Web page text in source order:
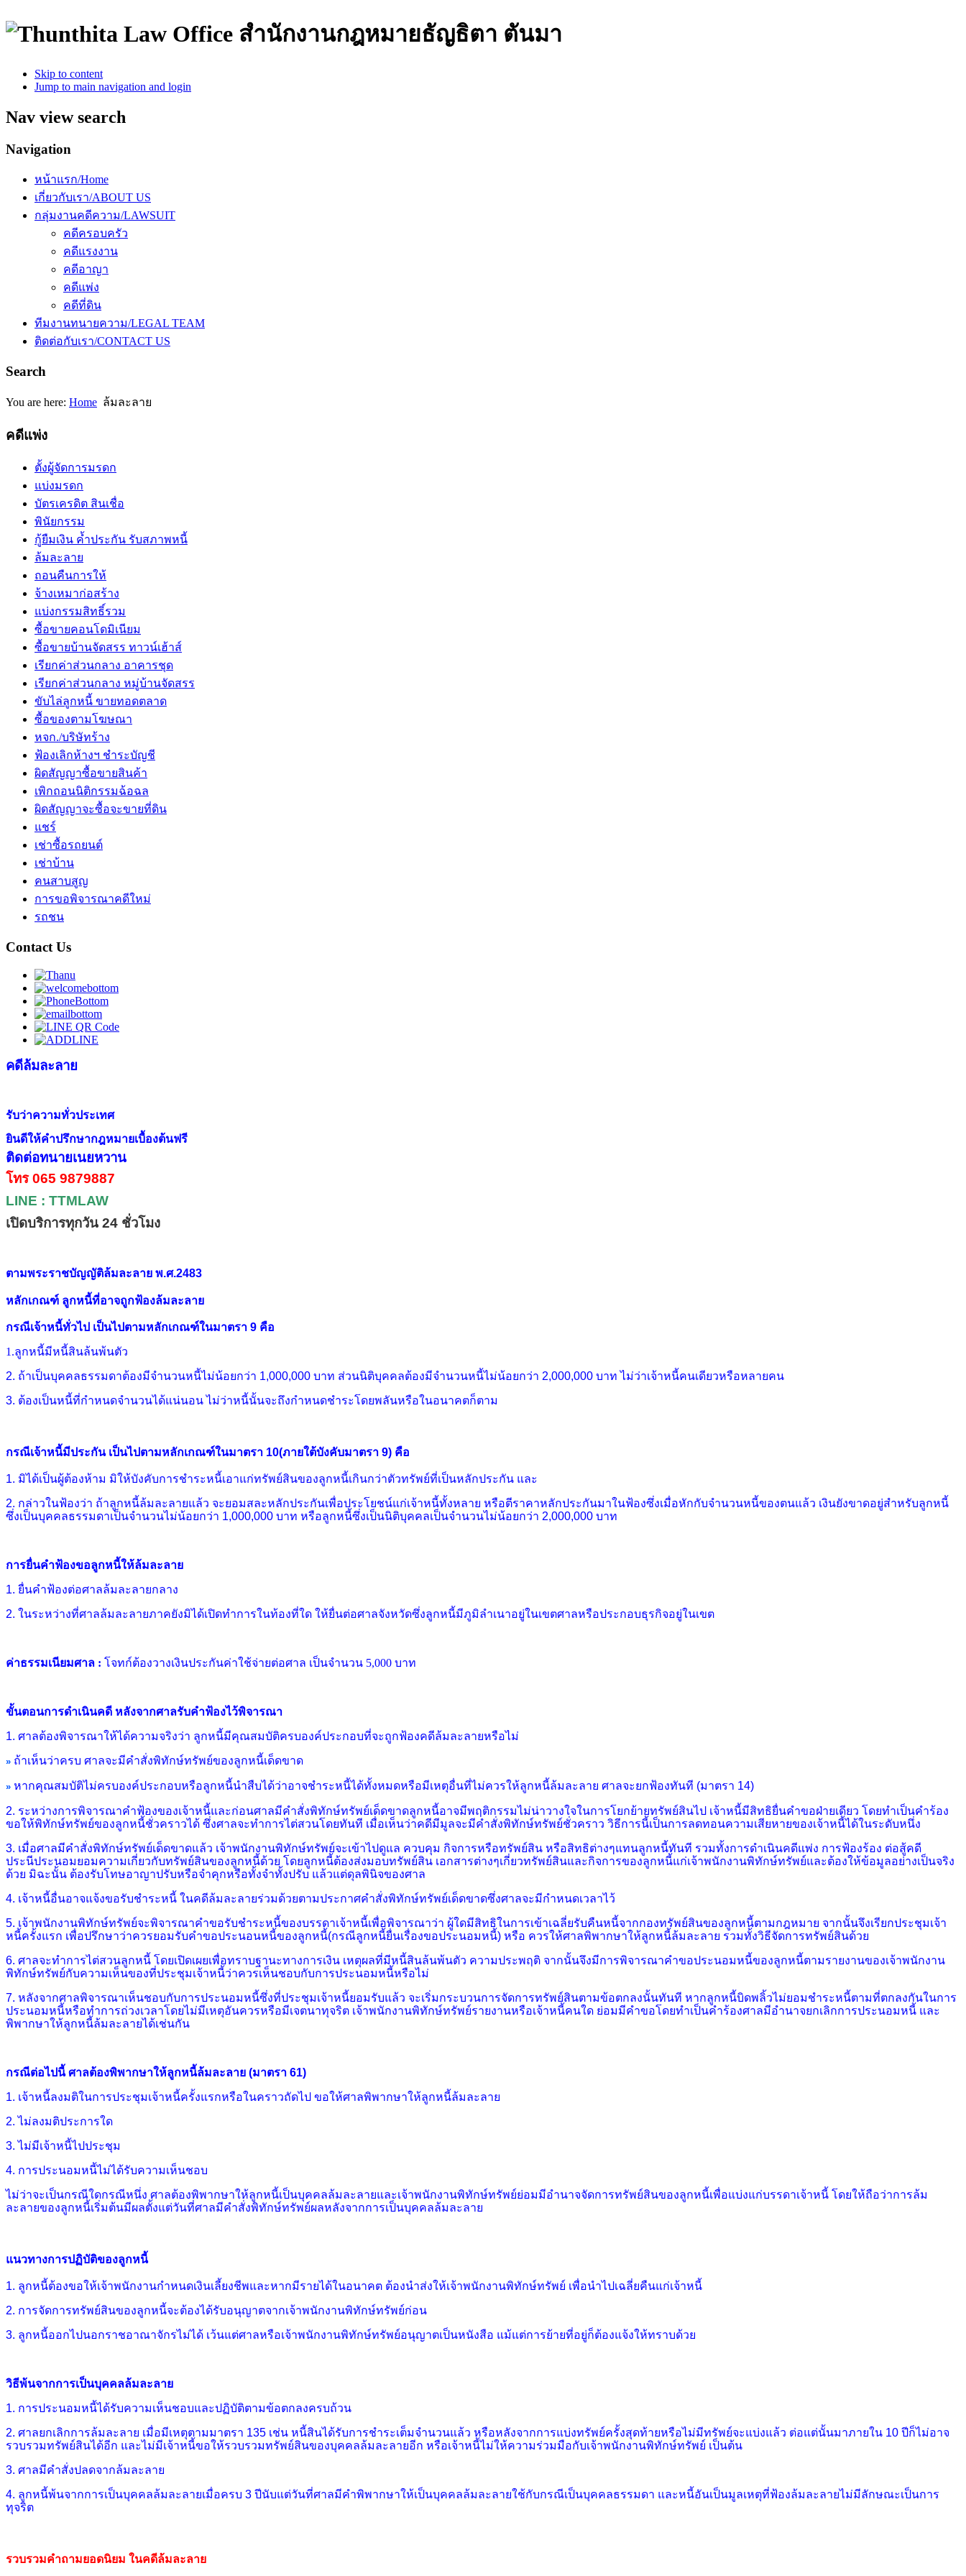
สำนักงานกฎหมายธัญธิตา ตันมา
Skip to content
Jump to main navigation and login
Nav view search
Navigation
หน้าแรก/Home
เกี่ยวกับเรา/ABOUT US
กลุ่มงานคดีความ/LAWSUIT
คดีครอบครัว
คดีแรงงาน
คดีอาญา
คดีแพ่ง
คดีที่ดิน
ทีมงานทนายความ/LEGAL TEAM
ติดต่อกับเรา/CONTACT US
Search
You are here: Home ล้มละลาย
คดีแพ่ง
ตั้งผู้จัดการมรดก
แบ่งมรดก
บัตรเครดิต สินเชื่อ
พินัยกรรม
กู้ยืมเงิน ค้ำประกัน รับสภาพหนี้
ล้มละลาย
ถอนคืนการให้
จ้างเหมาก่อสร้าง
แบ่งกรรมสิทธิ์รวม
ซื้อขายคอนโดมิเนียม
ซื้อขายบ้านจัดสรร ทาวน์เฮ้าส์
เรียกค่าส่วนกลาง อาคารชุด
เรียกค่าส่วนกลาง หมู่บ้านจัดสรร
ขับไล่ลูกหนี้ ขายทอดตลาด
ซื้อของตามโฆษณา
หจก./บริษัทร้าง
ฟ้องเลิกห้างฯ ชำระบัญชี
ผิดสัญญาซื้อขายสินค้า
เพิกถอนนิติกรรมฉ้อฉล
ผิดสัญญาจะซื้อจะขายที่ดิน
แชร์
เช่าซื้อรถยนต์
เช่าบ้าน
คนสาบสูญ
การขอพิจารณาคดีใหม่
รถชน
Contact Us
คดีล้มละลาย
รับว่าความทั่วประเทศ
ยินดีให้คำปรึกษากฎหมายเบื้องต้นฟรี
ติดต่อทนายเนยหวาน
โทร065 9879887
LINE : TTMLAW
เปิดบริการทุกวัน 24 ชั่วโมง
ตามพระราชบัญญัติล้มละลาย พ.ศ.2483
หลักเกณฑ์ ลูกหนี้ที่อาจถูกฟ้องล้มละลาย
กรณีเจ้าหนี้ทั่วไป เป็นไปตามหลักเกณฑ์ในมาตรา 9 คือ
1.ลูกหนี้มีหนี้สินล้นพ้นตัว
2. ถ้าเป็นบุคคลธรรมดาต้องมีจำนวนหนี้ไม่น้อยกว่า 1,000,000 บาท ส่วนนิติบุคคลต้องมีจำนวนหนี้ไม่น้อยกว่า 2,000,000 บาท ไม่ว่าเจ้าหนี้คนเดียวหรือหลายคน
3. ต้องเป็นหนี้ที่กำหนดจำนวนได้แน่นอน ไม่ว่าหนี้นั้นจะถึงกำหนดชำระโดยพลันหรือในอนาคตก็ตาม
กรณีเจ้าหนี้มีประกัน เป็นไปตามหลักเกณฑ์ในมาตรา 10(ภายใต้บังคับมาตรา 9) คือ
1. มิได้เป็นผู้ต้องห้าม มิให้บังคับการชำระหนี้เอาแก่ทรัพย์สินของลูกหนี้เกินกว่าตัวทรัพย์ที่เป็นหลักประกัน และ
2. กล่าวในฟ้องว่า ถ้าลูกหนี้ล้มละลายแล้ว จะยอมสละหลักประกันเพื่อประโยชน์แก่เจ้าหนี้ทั้งหลาย หรือตีราคาหลักประกันมาในฟ้องซึ่งเมื่อหักกับจำนวนหนี้ของตนแล้ว เงินยังขาดอยู่สำหรับลูกหนี้
ซึ่งเป็นบุคคลธรรมดาเป็นจำนวนไม่น้อยกว่า 1,000,000 บาท หรือลูกหนี้ซึ่งเป็นนิติบุคคลเป็นจำนวนไม่น้อยกว่า 2,000,000 บาท
การยื่นคำฟ้องขอลูกหนี้ให้ล้มละลาย
1. ยื่นคำฟ้องต่อศาลล้มละลายกลาง
2. ในระหว่างที่ศาลล้มละลายภาคยังมิได้เปิดทำการในท้องที่ใด ให้ยื่นต่อศาลจังหวัดซึ่งลูกหนี้มีภูมิลำเนาอยู่ในเขตศาลหรือประกอบธุรกิจอยู่ในเขต
ค่าธรรมเนียมศาล : โจทก์ต้องวางเงินประกันค่าใช้จ่ายต่อศาล เป็นจำนวน 5,000 บาท
ขั้นตอนการดำเนินคดี หลังจากศาลรับคำฟ้องไว้พิจารณา
1. ศาลต้องพิจารณาให้ได้ความจริงว่า ลูกหนี้มีคุณสมบัติครบองค์ประกอบที่จะถูกฟ้องคดีล้มละลายหรือไม่
» ถ้าเห็นว่าครบ ศาลจะมีคำสั่งพิทักษ์ทรัพย์ของลูกหนี้เด็ดขาด
» หากคุณสมบัติไม่ครบองค์ประกอบหรือลูกหนี้นำสืบได้ว่าอาจชำระหนี้ได้ทั้งหมดหรือมีเหตุอื่นที่ไม่ควรให้ลูกหนี้ล้มละลาย ศาลจะยกฟ้องทันที (มาตรา 14)
2. ระหว่างการพิจารณาคำฟ้องของเจ้าหนี้และก่อนศาลมีคำสั่งพิทักษ์ทรัพย์เด็ดขาดลูกหนี้อาจมีพฤติกรรมไม่น่าวางใจในการโยกย้ายทรัพย์สินไป เจ้าหนี้มีสิทธิยื่นคำขอฝ่ายเดียว โดยทำเป็นคำร้อง
ขอให้พิทักษ์ทรัพย์ของลูกหนี้ชั่วคราวได้ ซึ่งศาลจะทำการไต่สวนโดยทันที เมื่อเห็นว่าคดีมีมูลจะมีคำสั่งพิทักษ์ทรัพย์ชั่วคราว วิธีการนี้เป็นการลดทอนความเสียหายของเจ้าหนี้ได้ในระดับหนึ่ง
3. เมื่อศาลมีคำสั่งพิทักษ์ทรัพย์เด็ดขาดแล้ว เจ้าพนักงานพิทักษ์ทรัพย์จะเข้าไปดูแล ควบคุม กิจการหรือทรัพย์สิน หรือสิทธิต่างๆแทนลูกหนี้ทันที รวมทั้งการดำเนินคดีแพ่ง การฟ้องร้อง ต่อสู้คดี
ประนีประนอมยอมความเกี่ยวกับทรัพย์สินของลูกหนี้ด้วย โดยลูกหนี้ต้องส่งมอบทรัพย์สิน เอกสารต่างๆเกี่ยวทรัพย์สินและกิจการของลูกหนี้แก่เจ้าพนักงานพิทักษ์ทรัพย์และต้องให้ข้อมูลอย่างเป็นจริง
ด้วย มิฉะนั้น ต้องรับโทษอาญาปรับหรือจำคุกหรือทั้งจำทั้งปรับ แล้วแต่ดุลพินิจของศาล
4. เจ้าหนี้อื่นอาจแจ้งขอรับชำระหนี้ ในคดีล้มละลายร่วมด้วยตามประกาศคำสั่งพิทักษ์ทรัพย์เด็ดขาดซึ่งศาลจะมีกำหนดเวลาไว้
5. เจ้าพนักงานพิทักษ์ทรัพย์จะพิจารณาคำขอรับชำระหนี้ของบรรดาเจ้าหนี้เพื่อพิจารณาว่า ผู้ใดมีสิทธิในการเข้าเฉลี่ยรับคืนหนี้จากกองทรัพย์สินของลูกหนี้ตามกฎหมาย จากนั้นจึงเรียกประชุมเจ้า
หนี้ครั้งแรก เพื่อปรึกษาว่าควรยอมรับคำขอประนอนหนี้ของลูกหนี้(กรณีลูกหนี้ยื่นเรื่องขอประนอมหนี้) หรือ ควรให้ศาลพิพากษาให้ลูกหนี้ล้มละลาย รวมทั้งวิธีจัดการทรัพย์สินด้วย
6. ศาลจะทำการไต่สวนลูกหนี้ โดยเปิดเผยเพื่อทราบฐานะทางการเงิน เหตุผลที่มีหนี้สินล้นพ้นตัว ความประพฤติ จากนั้นจึงมีการพิจารณาคำขอประนอมหนี้ของลูกหนี้ตามรายงานของเจ้าพนักงาน
พิทักษ์ทรัพย์กับความเห็นของที่ประชุมเจ้าหนี้ว่าควรเห็นชอบกับการประนอมหนี้หรือไม่
7. หลังจากศาลพิจารณาเห็นชอบกับการประนอมหนี้ซึ่งที่ประชุมเจ้าหนี้ยอมรับแล้ว จะเริ่มกระบวนการจัดการทรัพย์สินตามข้อตกลงนั้นทันที หากลูกหนี้บิดพลิ้วไม่ยอมชำระหนี้ตามที่ตกลงกันในการ
ประนอมหนี้หรือทำการถ่วงเวลาโดยไม่มีเหตุอันควรหรือมีเจตนาทุจริต เจ้าพนักงานพิทักษ์ทรัพย์รายงานหรือเจ้าหนี้คนใด ย่อมมีคำขอโดยทำเป็นคำร้องศาลมีอำนาจยกเลิกการประนอมหนี้ และ
พิพากษาให้ลูกหนี้ล้มละลายได้เช่นกัน
กรณีต่อไปนี้ ศาลต้องพิพากษาให้ลูกหนี้ล้มละลาย (มาตรา 61)
1. เจ้าหนี้ลงมติในการประชุมเจ้าหนี้ครั้งแรกหรือในคราวถัดไป ขอให้ศาลพิพากษาให้ลูกหนี้ล้มละลาย
2. ไม่ลงมติประการใด
3. ไม่มีเจ้าหนี้ไปประชุม
4. การประนอมหนี้ไม่ได้รับความเห็นชอบ
ไม่ว่าจะเป็นกรณีใดกรณีหนึ่ง ศาลต้องพิพากษาให้ลูกหนี้เป็นบุคคลล้มละลายและเจ้าพนักงานพิทักษ์ทรัพย์ย่อมมีอำนาจจัดการทรัพย์สินของลูกหนี้เพื่อแบ่งแก่บรรดาเจ้าหนี้ โดยให้ถือว่าการล้ม
ละลายของลูกหนี้เริ่มต้นมีผลตั้งแต่วันที่ศาลมีคำสั่งพิทักษ์ทรัพย์ผลหลังจากการเป็นบุคคลล้มละลาย
แนวทางการปฏิบัติของลูกหนี้
1. ลูกหนี้ต้องขอให้เจ้าพนักงานกำหนดเงินเลี้ยงชีพและหากมีรายได้ในอนาคต ต้องนำส่งให้เจ้าพนักงานพิทักษ์ทรัพย์ เพื่อนำไปเฉลี่ยคืนแก่เจ้าหนี้
2. การจัดการทรัพย์สินของลูกหนี้จะต้องได้รับอนุญาตจากเจ้าพนักงานพิทักษ์ทรัพย์ก่อน
3. ลูกหนี้ออกไปนอกราชอาณาจักรไม่ได้ เว้นแต่ศาลหรือเจ้าพนักงานพิทักษ์ทรัพย์อนุญาตเป็นหนังสือ แม้แต่การย้ายที่อยู่ก็ต้องแจ้งให้ทราบด้วย
วิธีพ้นจากการเป็นบุคคลล้มละลาย
1. การประนอมหนี้ได้รับความเห็นชอบและปฏิบัติตามข้อตกลงครบถ้วน
2. ศาลยกเลิกการล้มละลาย เมื่อมีเหตุตามมาตรา 135 เช่น หนี้สินได้รับการชำระเต็มจำนวนแล้ว หรือหลังจากการแบ่งทรัพย์ครั้งสุดท้ายหรือไม่มีทรัพย์จะแบ่งแล้ว ต่อแต่นั้นมาภายใน 10 ปีก็ไม่อาจ
รวบรวมทรัพย์สินได้อีก และไม่มีเจ้าหนี้ขอให้รวบรวมทรัพย์สินของบุคคลล้มละลายอีก หรือเจ้าหนี้ไม่ให้ความร่วมมือกับเจ้าพนักงานพิทักษ์ทรัพย์ เป็นต้น
3. ศาลมีคำสั่งปลดจากล้มละลาย
4. ลูกหนี้พ้นจากการเป็นบุคคลล้มละลายเมื่อครบ 3 ปีนับแต่วันที่ศาลมีคำพิพากษาให้เป็นบุคคลล้มละลายใช้กับกรณีเป็นบุคคลธรรมดา และหนี้อันเป็นมูลเหตุที่ฟ้องล้มละลายไม่มีลักษณะเป็นการ
ทุจริต
รวบรวมคำถามยอดนิยม ในคดีล้มละลาย